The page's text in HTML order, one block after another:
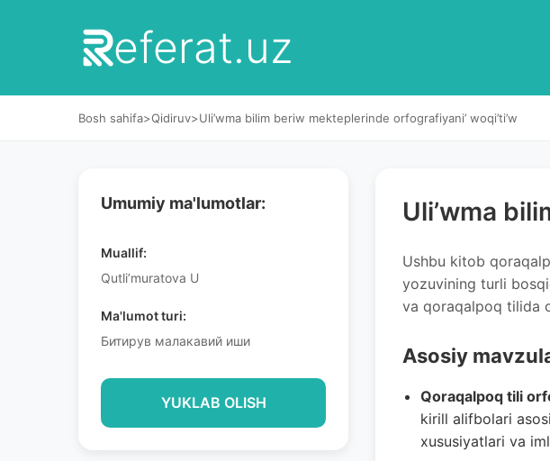
eferat.uz
Bosh sahifa>Qidiruv>Uli’wma bilim beriw mekteplerinde orfografiyani’ woqi’ti’w
Umumiy ma'lumotlar:
Muallif:
Qutli’muratova U
Ma'lumot turi:
Битирув малакавий иши
YUKLAB OLISH
Uli’wma
Ushbu kitob
yozuvining turli
va qoraqalpoq tilida
Asosiy
Qoraqalpoq tili
kirill alifbolari
xususiyatlari va